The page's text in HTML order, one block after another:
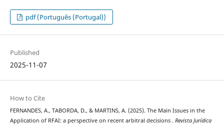
pdf (Português (Portugal))
Published
2025-11-07
How to Cite
FERNANDES, A., TABORDA, D., & MARTINS, A. (2025). The Main Issues in the
Application of RFAI: a perspective on recent arbitral decisions . Revista Jurídica